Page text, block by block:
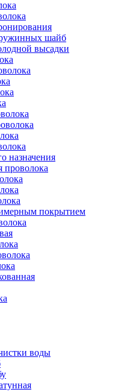
шайб
высадки
назначения
проволока
покрытием
воды